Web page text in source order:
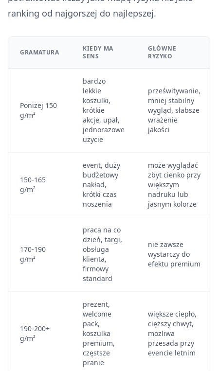
ranking od najgorszej do najlepszej.
GRAMATURA
KIEDY MA
SENS
GŁÓWNE
RYZYKO
Poniżej 150
g/m²
bardzo
lekkie
koszulki,
krótkie
akcje, upał,
jednorazowe
użycie
prześwitywanie,
mniej stabilny
wygląd, słabsze
wrażenie
jakości
150-165
g/m²
event, duży
budżetowy
nakład,
krótki czas
noszenia
może wyglądać
zbyt cienko przy
większym
nadruku lub
jasnym kolorze
170-190
g/m²
praca na co
dzień, targi,
obsługa
klienta,
firmowy
standard
nie zawsze
wystarczy do
efektu premium
190-200+
g/m²
prezent,
welcome
pack,
koszulka
premium,
częstsze
pranie
większe ciepło,
cięższy chwyt,
możliwa
przesada przy
evencie letnim